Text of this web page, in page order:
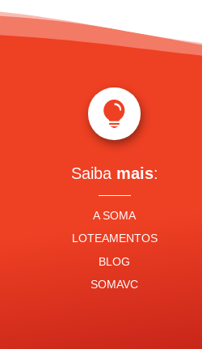

Saiba mais:
A SOMA
LOTEAMENTOS
BLOG
SOMAVC